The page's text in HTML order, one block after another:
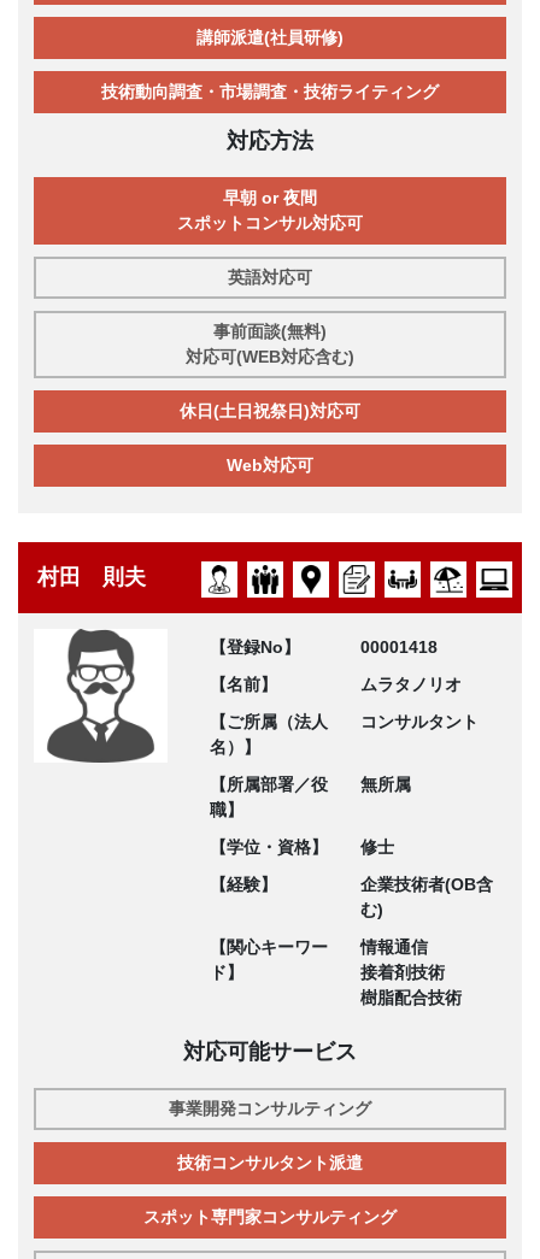
講師派遣(社員研修)
技術動向調査・市場調査・技術ライティング
対応方法
早朝 or 夜間
スポットコンサル対応可
英語対応可
事前面談(無料)
対応可(WEB対応含む)
休日(土日祝祭日)対応可
Web対応可
村田 則夫
【登録No】
00001418
【名前】
ムラタノリオ
【ご所属（法人
名）】
コンサルタント
【所属部署／役
職】
無所属
【学位・資格】
修士
【経験】
企業技術者(OB含
む)
【関心キーワー
ド】
情報通信
接着剤技術
樹脂配合技術
対応可能サービス
事業開発コンサルティング
技術コンサルタント派遣
スポット専門家コンサルティング